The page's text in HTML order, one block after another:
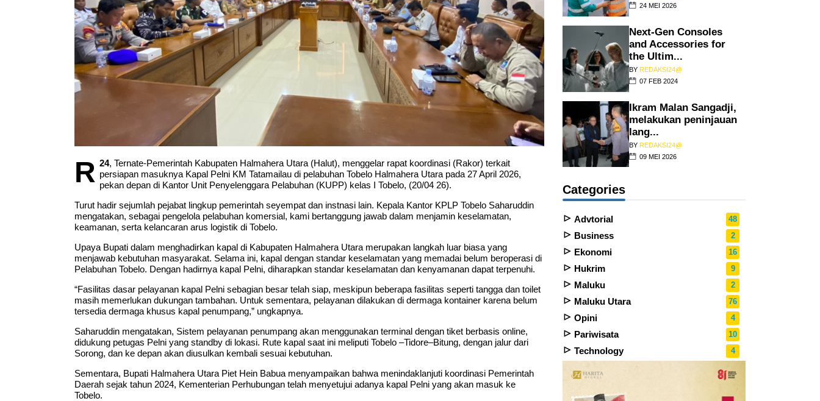
R 24, Ternate-Pemerintah Kabupaten Halmahera Utara (Halut), menggelar rapat koordinasi (Rakor) terkait
persiapan masuknya Kapal Pelni KM Tatamailau di pelabuhan Tobelo Halmahera Utara pada 27 April 2026,
pekan depan di Kantor Unit Penyelenggara Pelabuhan (KUPP) kelas I Tobelo, (20/04 26).
Turut hadir sejumlah pejabat lingkup pemerintah seyempat dan instnasi lain. Kepala Kantor KPLP Tobelo Saharuddin
mengatakan, sebagai pengelola pelabuhan komersial, kami bertanggung jawab dalam menjamin keselamatan,
keamanan, serta kelancaran arus logistik di Tobelo.
Upaya Bupati dalam menghadirkan kapal di Kabupaten Halmahera Utara merupakan langkah luar biasa yang
menjawab kebutuhan masyarakat. Selama ini, kapal dengan standar keselamatan yang memadai belum beroperasi di
Pelabuhan Tobelo. Dengan hadirnya kapal Pelni, diharapkan standar keselamatan dan kenyamanan dapat terpenuhi.
“Fasilitas dasar pelayanan kapal Pelni sebagian besar telah siap, meskipun beberapa fasilitas seperti tangga dan toilet
masih memerlukan dukungan tambahan. Untuk sementara, pelayanan dilakukan di dermaga kontainer karena belum
tersedia dermaga khusus kapal penumpang,” ungkapnya.
Saharuddin mengatakan, Sistem pelayanan penumpang akan menggunakan terminal dengan tiket berbasis online,
didukung petugas Pelni yang standby di lokasi. Rute kapal saat ini meliputi Tobelo –Tidore–Bitung, dengan jalur dari
Sorong, dan ke depan akan diusulkan kembali sesuai kebutuhan.
Sementara, Bupati Halmahera Utara Piet Hein Babua menyampaikan bahwa menindaklanjuti koordinasi Pemerintah
Daerah sejak tahun 2024, Kementerian Perhubungan telah menyetujui adanya kapal Pelni yang akan masuk ke
Tobelo.
24 MEI 2026
Next-Gen Consoles
and Accessories for
the Ultim...
BY REDAKSI24@
07 FEB 2024
Ikram Malan Sangadji,
melakukan peninjauan
lang...
BY REDAKSI24@
09 MEI 2026
Categories
Advtorial 48
Business 2
Ekonomi 16
Hukrim 9
Maluku 2
Maluku Utara 76
Opini 4
Pariwisata 10
Technology 4